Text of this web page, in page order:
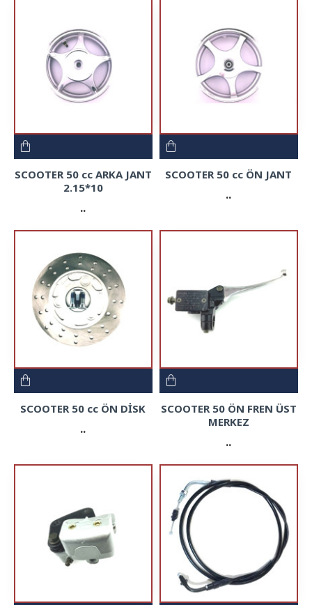
SCOOTER 50 cc ARKA JANT
2.15*10
..
SCOOTER 50 cc ÖN JANT
..
SCOOTER 50 cc ÖN DİSK
..
SCOOTER 50 ÖN FREN ÜST
MERKEZ
..